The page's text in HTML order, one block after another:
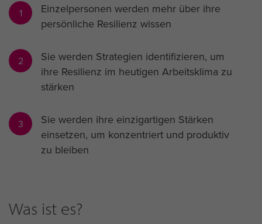
1
Einzelpersonen werden mehr über ihre
persönliche Resilienz wissen
2
Sie werden Strategien identifizieren, um
ihre Resilienz im heutigen Arbeitsklima zu
stärken
3
Sie werden ihre einzigartigen Stärken
einsetzen, um konzentriert und produktiv
zu bleiben
Was ist es?